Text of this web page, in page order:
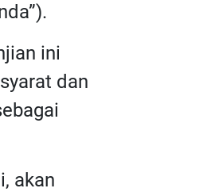
ini
dan
akan